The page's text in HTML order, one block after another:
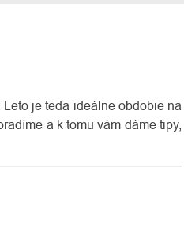
je teda ideálne obdobie na
a k tomu vám dáme tipy,